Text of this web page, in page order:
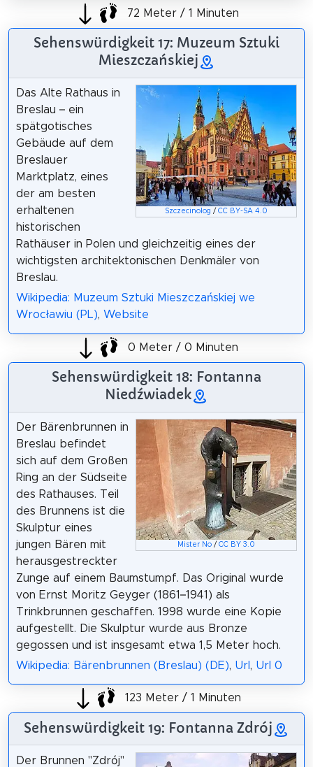
72 Meter / 1 Minuten
Sehenswürdigkeit 17: Muzeum Sztuki
Mieszczańskiej
Szczecinolog /CC BY-SA 4.0
Das Alte Rathaus in
Breslau – ein
spätgotisches
Gebäude auf dem
Breslauer
Marktplatz, eines
der am besten
erhaltenen
historischen
Rathäuser in Polen und gleichzeitig eines der
wichtigsten architektonischen Denkmäler von
Breslau.
Wikipedia: Muzeum Sztuki Mieszczańskiej we
Wrocławiu (PL), Website
0 Meter / 0 Minuten
Sehenswürdigkeit 18: Fontanna
Niedźwiadek
Mister No /CC BY 3.0
Der Bärenbrunnen in
Breslau befindet
sich auf dem Großen
Ring an der Südseite
des Rathauses. Teil
des Brunnens ist die
Skulptur eines
jungen Bären mit
herausgestreckter
Zunge auf einem Baumstumpf. Das Original wurde
von Ernst Moritz Geyger (1861–1941) als
Trinkbrunnen geschaffen. 1998 wurde eine Kopie
aufgestellt. Die Skulptur wurde aus Bronze
gegossen und ist insgesamt etwa 1,5 Meter hoch.
Wikipedia: Bärenbrunnen (Breslau) (DE), Url , Url 0
123 Meter / 1 Minuten
Sehenswürdigkeit 19: Fontanna Zdrój
Der Brunnen "Zdrój"